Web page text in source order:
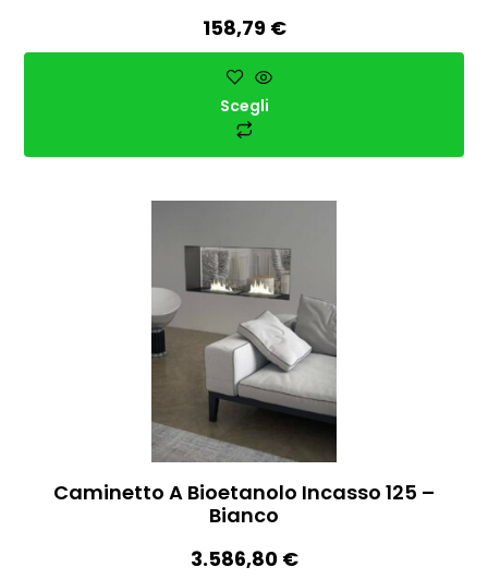
158,79 €
Scegli
Caminetto A Bioetanolo Incasso 125 –
Bianco
3.586,80 €